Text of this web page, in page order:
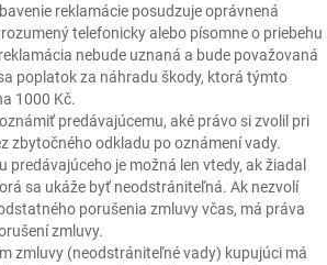
reklamácie posudzuje oprávnená
telefonicky alebo písomne o priebehu
nebude uznaná a bude považovaná
poplatok za náhradu škody, ktorá týmto
1000 Kč.
predávajúcemu, aké právo si zvolil pri
zbytočného odkladu po oznámení vady.
predávajúceho je možná len vtedy, ak žiadal
sa ukáže byť neodstrániteľná. Ak nezvolí
porušenia zmluvy včas, má práva
zmluvy.
zmluvy (neodstrániteľné vady) kupujúci má